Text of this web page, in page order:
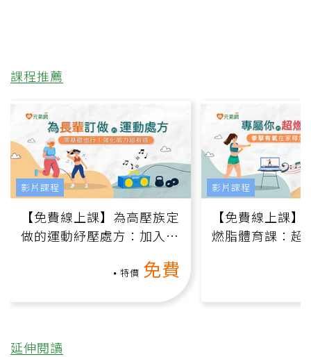
課程推薦
【免費線上課】為高壓族定
做的運動紓壓處方：加入行
特價 免費
影片課程
【免費線上課
燃脂體育課：超
影片課程
延伸閱讀